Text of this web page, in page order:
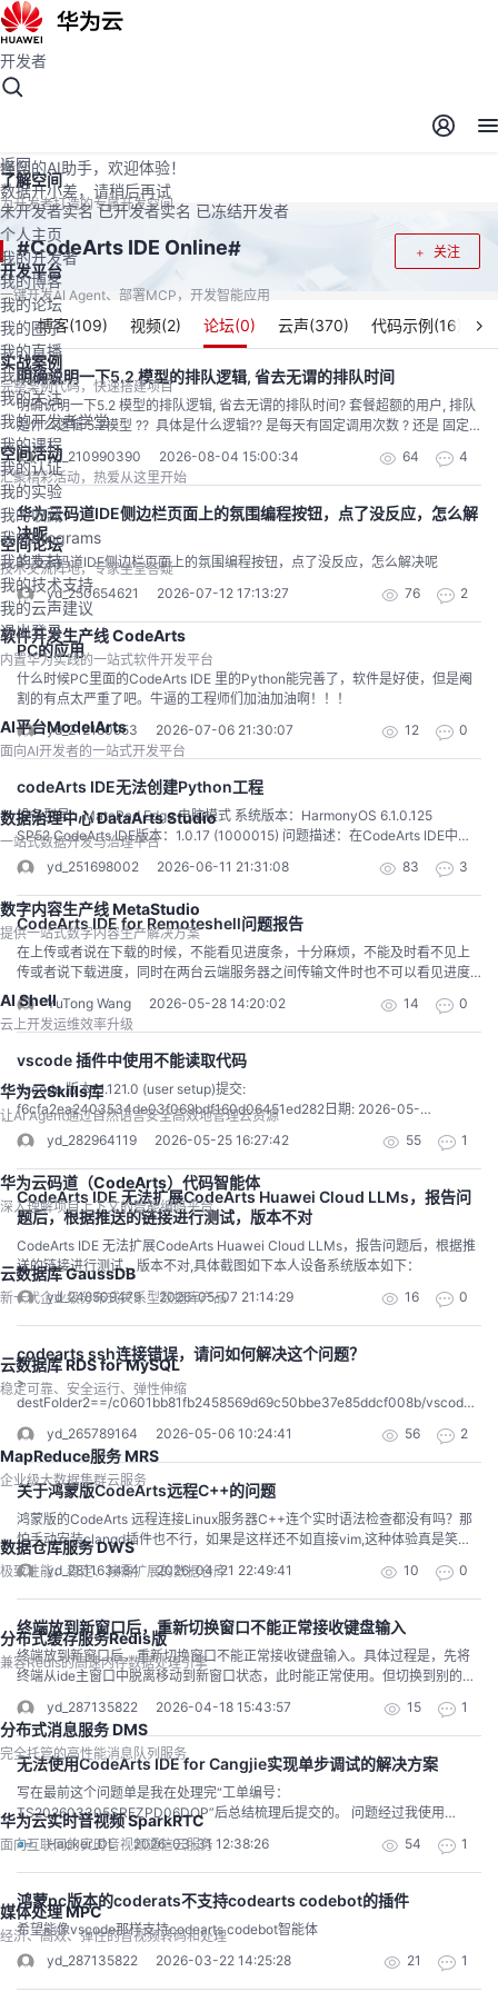
开发者空间
开发者空间
了解空间
为开发者打造的专属开发空间
开发平台
一键开发AI Agent、部署MCP，开发智能应用
实战案例
完整案例代码，快速搭建项目
空间活动
汇聚精彩活动，热爱从这里开始
空间论坛
技术交流阵地，专家坐堂答疑
软件开发生产线 CodeArts
内置华为实践的一站式软件开发平台
AI平台ModelArts
面向AI开发者的一站式开发平台
数据治理中心 DataArts Studio
一站式数据开发与治理平台
数字内容生产线 MetaStudio
提供一站式数字内容生产解决方案
AI Shell
云上开发运维效率升级
华为云Skills库
让AI Agent通过自然语言安全高效地管理云资源
华为云码道（CodeArts）代码智能体
深入理解项目上下文的智能编码平台
云数据库 GaussDB
新一代企业级分布式关系型数据库产品
云数据库 RDS for MySQL
稳定可靠、安全运行、弹性伸缩
MapReduce服务 MRS
企业级大数据集群云服务
数据仓库服务 DWS
极致性能、稳定、按需扩展的数据仓库
分布式缓存服务Redis版
兼容Redis的高速内存数据处理引擎
分布式消息服务 DMS
完全托管的高性能消息队列服务
华为云实时音视频 SparkRTC
面向互联网的实时音视频通信云服务
媒体处理 MPC
经济、高效、弹性的音视频转码和处理
开发者
返回
未开发者实名 已开发者实名 已冻结开发者
个人主页
我的开发者
我的博客
我的论坛
我的圈子
我的直播
我的活动
我的关注
我的开发者学堂
我的课程
我的认证
我的实验
我的收藏
我的Programs
我的支持
我的技术支持
我的云声建议
退出登录
懂您的AI助手，欢迎体验！
数据开小差，请稍后再试
关注
#CodeArts IDE Online#
博客(109) 视频(2) 论坛(0) 云声(370) 代码示例(16)
明确说明一下5.2 模型的排队逻辑, 省去无谓的排队时间
明确说明一下5.2 模型的排队逻辑, 省去无谓的排队时间? 套餐超额的用户, 排队
是什么逻辑 5.2模型 ?? 具体是什么逻辑?? 是每天有固定调用次数 ? 还是 固定
token 额度?? 还是什么逻辑?? 卡在 排队第一位 从2026年8月4日 09:30:00
2026年8月4日 15:00:00 , 已经5个多小时了... 倘若说, 没有机会进.. 就直接否
决掉... 明确说明..
yd_210990390 2026-08-04 15:00:34 64 4
华为云码道IDE侧边栏页面上的氛围编程按钮，点了没反应，怎么解
决呢
华为云码道IDE侧边栏页面上的氛围编程按钮，点了没反应，怎么解决呢
yd_250654621
2026-07-12 17:13:27 76 2
PC的应用
什么时候PC里面的CodeArts IDE 里的Python能完善了，软件是好使，但是阉
割的有点太严重了吧。牛逼的工程师们加油加油啊！！！
yd_212180953
2026-07-06 21:30:07 12 0
codeArts IDE无法创建Python工程
设备型号：MatePad Edge 电脑模式 系统版本：HarmonyOS 6.1.0.125
SP52 CodeArts IDE版本：1.0.17 (1000015) 问题描述：在CodeArts IDE中新
建一个Python工程/项目，环境只能选择Virtualenv，且解释器列表中一直搜索
不到解释器，阻塞创建Python项目。 ps：视频附件已录制，但这里无法上传，
提示我没有发布权限……
yd_251698002 2026-06-11 21:31:08 83 3
CodeArts IDE for Remoteshell问题报告
在上传或者说在下载的时候，不能看见进度条，十分麻烦，不能及时看不见上
传或者说下载进度，同时在两台云端服务器之间传输文件时也不可以看见进度
条，使用起来很麻烦，而且不能像mobelXterm一样看到远端服务器的内存占用
或者说资源占用，希望官方大大可以解决一下
YuTong Wang 2026-05-28 14:20:02 14 0
vscode 插件中使用不能读取代码
vscode 版本: 1.121.0 (user setup)提交:
f6cfa2ea2403534de03f069bdf160d06451ed282日期: 2026-05-
19T11:51:53+02:00Electron: 39.8.8ElectronBuildId: 13870025Chromium:
142.0.7444.265Node.js: 22.22.1V8: 14.2.231.22-electron.0OS:
Windows_NT x64 10.0.26200插件版本 26.4.2问题 访问不到当前项目文件
yd_282964119 2026-05-25 16:27:42 55 1
CodeArts IDE 无法扩展CodeArts Huawei Cloud LLMs，报告问
题后，根据推送的链接进行测试，版本不对
CodeArts IDE 无法扩展CodeArts Huawei Cloud LLMs，报告问题后，根据推
送的链接进行测试，版本不对,具体截图如下本人设备系统版本如下：
yd_248509479
2026-05-07 21:14:29 16 0
codearts ssh连接错误，请问如何解决这个问题？
>
destFolder2==/c0601bb81fb2458569d69c50bbe37e85ddcf008b/vscode-
server.tar.gz== > 3d62974b19ce:trigger_server_download_end> Waiting
for client to transfer server archive...> Waiting for /home/simcom/.codearts-
doer-for-coding-server/bin/c0601bb81fb2458569>
9d69c50bbe37e85ddcf008b/vscode-server.tar.gz.done and vscode-
server.tar.gz to exi> ist[10:10:06.781] Got request to download on client for
{"artifact":"server-linux-x64","destPath":"/home/simcom/.codearts-doer-
for-coding-
server/bin//c0601bb81fb2458569d69c50bbe37e85ddcf008b/vscode-
server.tar.gz"}[10:10:06.781] Downloading VS Code server locally...
[10:10:06.794] >>[10:10:06.912] Resolver error: Error: Server returned 404
at asTextOrError (vscode-file://vscode-
app/d:/Program%20Files/CodeArts%20Agent/resources/app/out/vs/workb
ench/workbench.desktop.main.js:214811:11) at
DownloadService2.download (vscode-file://vscode-
app/d:/Program%20Files/CodeArts%20Agent/resources/app/out/vs/workb
ench/workbench.desktop.main.js:421362:29)[10:10:06.914] ------
yd_265789164 2026-05-06 10:24:41 56 2
关于鸿蒙版CodeArts远程C++的问题
鸿蒙版的CodeArts 远程连接Linux服务器C++连个实时语法检查都没有吗？那
怕手动安装clangd插件也不行，如果是这样还不如直接vim,这种体验真是笑死
个人
yd_281163484 2026-04-21 22:49:41 10 0
终端放到新窗口后，重新切换窗口不能正常接收键盘输入
终端放到新窗口后，重新切换窗口不能正常接收键盘输入。具体过程是，先将
终端从ide主窗口中脱离移动到新窗口状态，此时能正常使用。但切换到别的
app（非codearts ide）窗口如浏览器，再切回终端窗口，则不能通过键盘输入
任何信息，但鼠标能控制移动窗口，通过鼠标点击‘+’图标能创建新的终端tab且
输入功能正常，但无论如何老的终端tab都不能通过键盘使用。唯一
workaround是先切换到任何一个codearts ide窗口，再切换到终端窗口，此时
所有老的tab才都能通过键盘正常使用。 注：本codearts ide以将终端的复制粘
贴键盘快捷键改为了ctrl+c/ctrl+v，不确定是否会引起这个bug。
yd_287135822 2026-04-18 15:43:57 15 1
无法使用CodeArts IDE for Cangjie实现单步调试的解决方案
写在最前这个问题单是我在处理完“工单编号：
TS202603305SRFZPD06DOP”后总结梳理后提交的。 问题经过我使用
CodeArts IDE for Cangjie发现通过插件市场里安装的仓颉配套插件无法实现
debug操作。工单老师先带着我做了如下检查：检查了Cangjie SDK的环境变量
我的Cangjie SDK环境变量配置如下，一切正常。但，IDE单步调试报错参考
CodeArts IDE for Cangjie的使用文档同时，老师也让我参考《开始使用
CodeArts IDE for Cangjie》这篇文档的指导进行配置。但是我发现IDE单步调
试还是报错。检查Python环境变量检查了Python的本地环境变量配置，没发现
问题。打开命令行，输入Python后，可以看到Python3.11.9可以在命令行中启
动，说明Python没问题 问题处理结论最后，在远程协助下确认，问题是由于插
Hacker_DL 2026-03-31 12:38:26 54 1
鸿蒙pc版本的coderats不支持codearts codebot的插件
希望能像vscode那样支持codearts codebot智能体
yd_287135822
2026-03-22 14:25:28 21 1